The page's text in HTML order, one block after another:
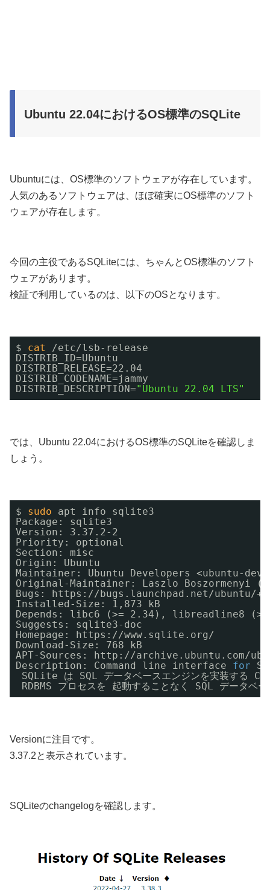
Ubuntu 22.04におけるOS標準のSQLite
Ubuntuには、OS標準のソフトウェアが存在しています。
人気のあるソフトウェアは、ほぼ確実にOS標準のソフト
ウェアが存在します。
今回の主役であるSQLiteには、ちゃんとOS標準のソフト
ウェアがあります。
検証で利用しているのは、以下のOSとなります。
$ cat
/etc/lsb-release
DISTRIB_ID=Ubuntu
DISTRIB_RELEASE=22.04
DISTRIB_CODENAME=jammy
DISTRIB_DESCRIPTION="Ubuntu 22.04 LTS"
では、Ubuntu 22.04におけるOS標準のSQLiteを確認しま
しょう。
$ sudo
apt info sqlite3
Package: sqlite3
Version: 3.37.2-2
Priority: optional
Section: misc
Origin: Ubuntu
Maintainer: Ubuntu Developers <ubuntu-
Original-Maintainer: Laszlo Boszormenyi
Bugs: https: //bugs .launchpad.net/ubuntu/
Installed-Size: 1,873 kB
Depends: libc6 (>= 2.34), libreadline8
Suggests: sqlite3-doc
Homepage: https: //www.sqlite.org/
Download-Size: 768 kB
APT-Sources: http: //archive .ubuntu.com/
Description: Command line interface for
SQLite は SQL データベースエンジンを実装する C
RDBMS プロセスを 起動することなく SQL データベ
Versionに注目です。
3.37.2と表示されています。
SQLiteのchangelogを確認します。